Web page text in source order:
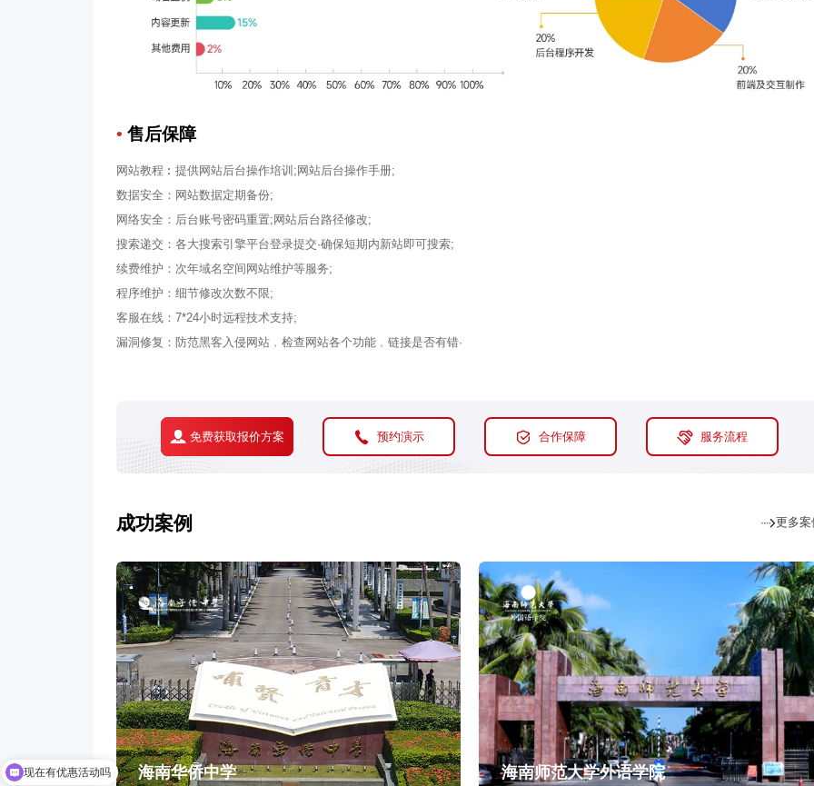
务实派网站开发服
• 售后保障
网站教程︰提供网站后台操作培训;网站后台操作手册;
数据安全：网站数据定期备份;
网络安全：后台账号密码重置;网站后台路径修改;
搜索递交：各大搜索引擎平台登录提交·确保短期内新站即可搜索;
续费维护：次年域名空间网站维护等服务;
程序维护：细节修改次数不限;
客服在线：7*24小时远程技术支持;
漏洞修复：防范黑客入侵网站﹐检查网站各个功能﹐链接是否有错·
免费获取报价方案 预约演示 合作保障 服务流程
成功案例 更多案
海南华侨中学 海南师范大学外语学院
现在有优惠活动吗